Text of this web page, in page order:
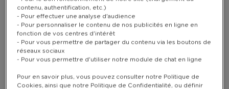
contenu, authentification, etc.)
- Pour effectuer une analyse d'audience
- Pour personnaliser le contenu de nos publicités en ligne en
fonction de vos centres d'intérêt
- Pour vous permettre de partager du contenu via les boutons de
réseaux sociaux
- Pour vous permettre d'utiliser notre module de chat en ligne
Pour en savoir plus, vous pouvez consulter notre Politique de
Cookies, ainsi que notre Politique de Confidentialité, ou définir